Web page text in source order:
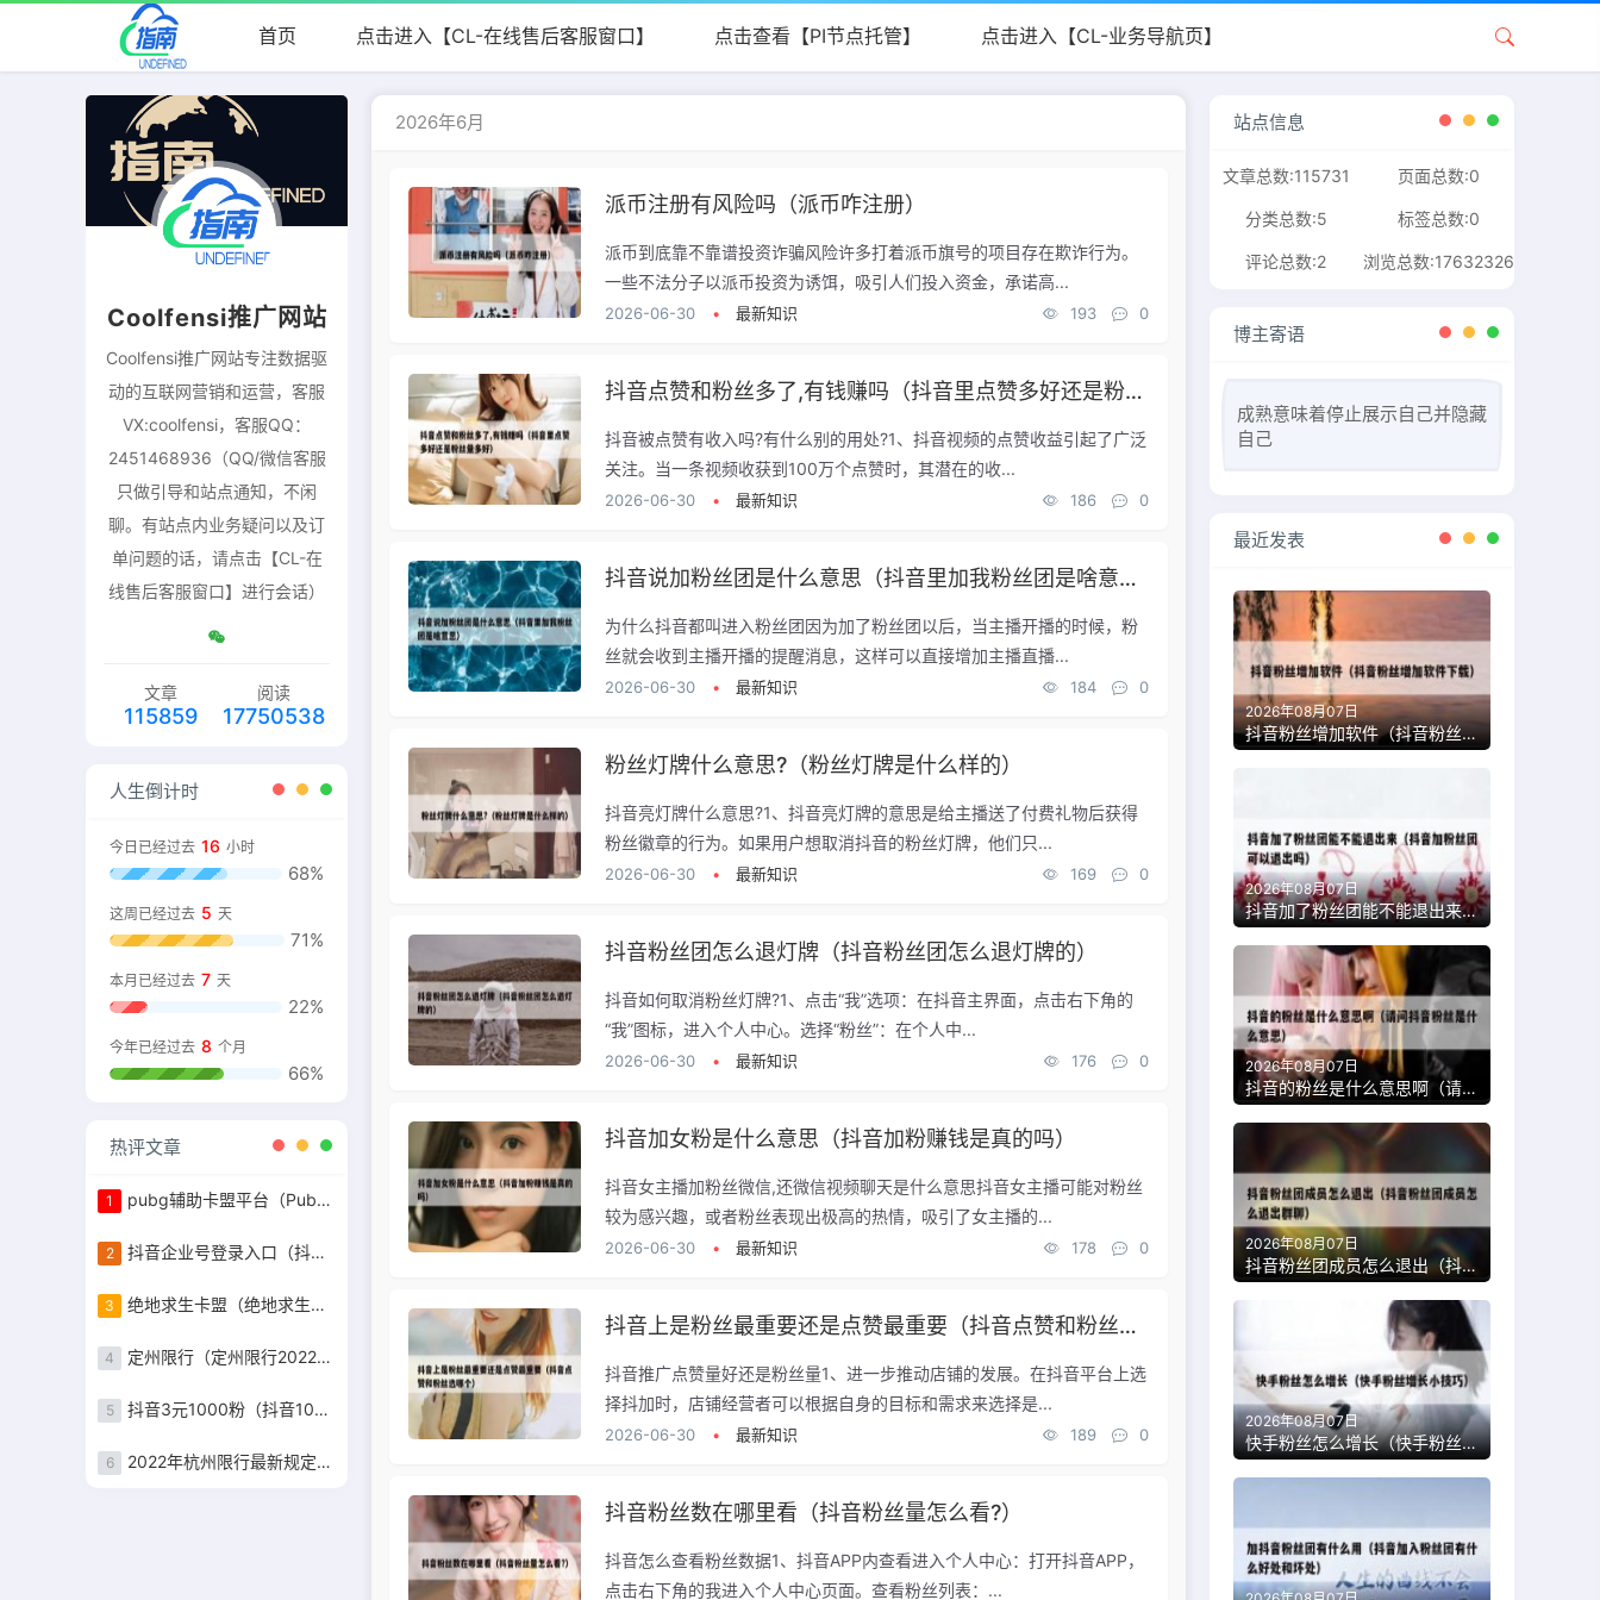
首页 点击进入【CL-在线售后客服窗口】 点击查看【PI节点托管】 点击进入【CL-业务导航页】
Coolfensi推广网站
Coolfensi推广网站专注数据驱
动的互联网营销和运营，客服
VX:coolfensi，客服QQ：
2451468936（QQ/微信客服
只做引导和站点通知，不闲
聊。有站点内业务疑问以及订
单问题的话，请点击【CL-在
线售后客服窗口】进行会话）
文章
115859
阅读
17750538
人生倒计时
今日已经过去 16 小时
68%
这周已经过去 5 天
71%
本月已经过去 7 天
22%
今年已经过去 8 个月
66%
热评文章
1 pubg辅助卡盟平台（Pubg卡盟）
2 抖音企业号登录入口（抖音企业号登陆网址）
3 绝地求生卡盟（绝地求生卡盟在线自助下单）
4 定州限行（定州限行2022年8月最新通知）
5 抖音3元1000粉（抖音1000粉）
6 2022年杭州限行最新规定（杭州限行时间2022最新规定）
2026年6月
派币注册有风险吗（派币咋注册）
派币到底靠不靠谱投资诈骗风险许多打着派币旗号的项目存在欺诈行为。
一些不法分子以派币投资为诱饵，吸引人们投入资金，承诺高...
2026-06-30 • 最新知识 193 0
抖音点赞和粉丝多了,有钱赚吗（抖音里点赞多好还是粉丝量多好）
抖音被点赞有收入吗?有什么别的用处?1、抖音视频的点赞收益引起了广泛
关注。当一条视频收获到100万个点赞时，其潜在的收...
2026-06-30 • 最新知识 186 0
抖音说加粉丝团是什么意思（抖音里加我粉丝团是啥意思）
为什么抖音都叫进入粉丝团因为加了粉丝团以后，当主播开播的时候，粉
丝就会收到主播开播的提醒消息，这样可以直接增加主播直播...
2026-06-30 • 最新知识 184 0
粉丝灯牌什么意思?（粉丝灯牌是什么样的）
抖音亮灯牌什么意思?1、抖音亮灯牌的意思是给主播送了付费礼物后获得
粉丝徽章的行为。如果用户想取消抖音的粉丝灯牌，他们只...
2026-06-30 • 最新知识 169 0
抖音粉丝团怎么退灯牌（抖音粉丝团怎么退灯牌的）
抖音如何取消粉丝灯牌?1、点击“我”选项：在抖音主界面，点击右下角的
“我”图标，进入个人中心。选择“粉丝”：在个人中...
2026-06-30 • 最新知识 176 0
抖音加女粉是什么意思（抖音加粉赚钱是真的吗）
抖音女主播加粉丝微信,还微信视频聊天是什么意思抖音女主播可能对粉丝
较为感兴趣，或者粉丝表现出极高的热情，吸引了女主播的...
2026-06-30 • 最新知识 178 0
抖音上是粉丝最重要还是点赞最重要（抖音点赞和粉丝选哪个）
抖音推广点赞量好还是粉丝量1、进一步推动店铺的发展。在抖音平台上选
择抖加时，店铺经营者可以根据自身的目标和需求来选择是...
2026-06-30 • 最新知识 189 0
抖音粉丝数在哪里看（抖音粉丝量怎么看?）
抖音怎么查看粉丝数据1、抖音APP内查看进入个人中心：打开抖音APP，
点击右下角的我进入个人中心页面。查看粉丝列表：...
站点信息
文章总数:115731 页面总数:0
分类总数:5 标签总数:0
评论总数:2 浏览总数:17632326
博主寄语
成熟意味着停止展示自己并隐藏
自己
最近发表
2026年08月07日
抖音粉丝增加软件（抖音粉丝增加软件下载）
2026年08月07日
抖音加了粉丝团能不能退出来（抖音加粉丝团可以退出吗）
2026年08月07日
抖音的粉丝是什么意思啊（请问抖音粉丝是什么意思）
2026年08月07日
抖音粉丝团成员怎么退出（抖音粉丝团成员怎么退出群聊）
2026年08月07日
快手粉丝怎么增长（快手粉丝增长小技巧）